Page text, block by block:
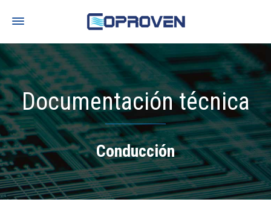
Documentación técnica
Conducción